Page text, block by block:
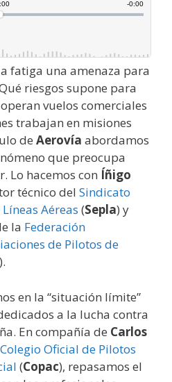
fatiga una amenaza para
riesgos supone para
vuelos comerciales
trabajan en misiones
de Aerovía abordamos
que preocupa
Lo hacemos con Íñigo
técnico del Sindicato
Aéreas (Sepla) y
la Federación
de Pilotos de
).
en la “situación límite”
a la lucha contra
En compañía de Carlos
Colegio Oficial de Pilotos
(Copac), repasamos el